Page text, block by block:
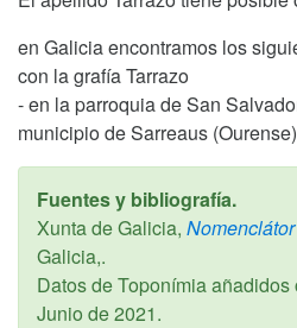
en Galicia encontramos los
con la grafía Tarrazo
- en la parroquia de San
municipio de Sarreaus
Fuentes y bibliografía.
Xunta de Galicia,
Galicia,.
Datos de Toponímia
Junio de 2021.